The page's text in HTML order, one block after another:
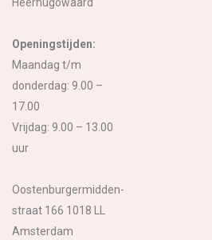
Openingstijden:
Maandag t/m
donderdag: 9.00 –
17.00
Vrijdag: 9.00 – 13.00
uur
Oostenburgermidden-
straat 166 1018 LL
Amsterdam